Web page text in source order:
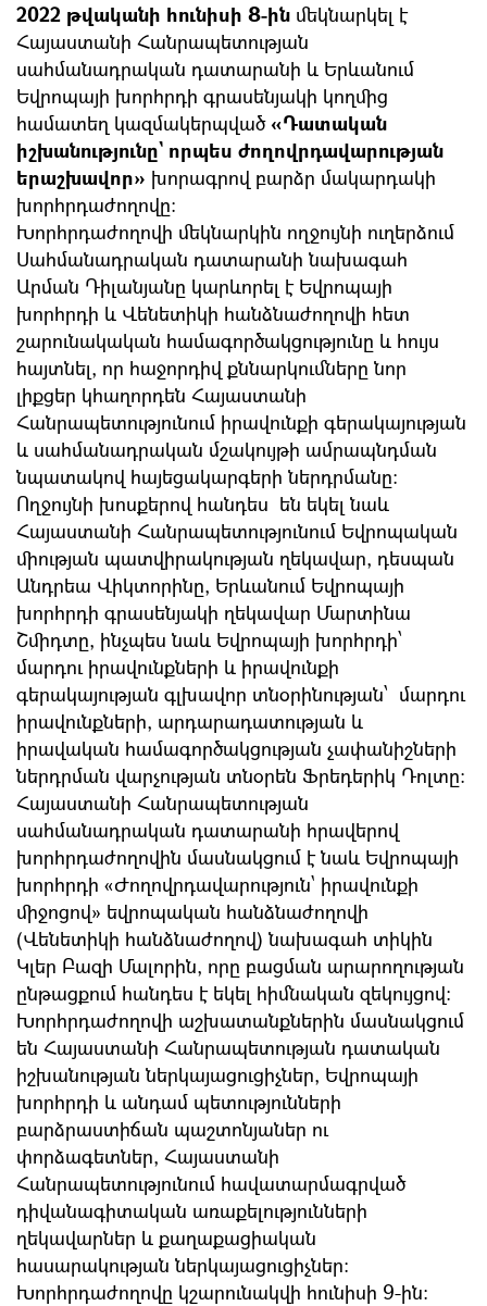
2022 թվականի հունիսի 8-ին մեկնարկել է
Հայաստանի Հանրապետության
սահմանադրական դատարանի և Երևանում
Եվրոպայի խորհրդի գրասենյակի կողմից
համատեղ կազմակերպված«Դատական
իշխանությունը` որպես ժողովրդավարության
երաշխավոր» խորագրով բարձր մակարդակի
խորհրդաժողովը:
Խորհրդաժողովի մեկնարկին ողջույնի ուղերձում
Սահմանադրական դատարանի նախագահ
Արման Դիլանյանը կարևորել է Եվրոպայի
խորհրդի և Վենետիկի հանձնաժողովի հետ
շարունակական համագործակցությունը և հույս
հայտնել, որ հաջորդիվ քննարկումները նոր
լիքցեր կհաղորդեն Հայաստանի
Հանրապետությունում իրավունքի գերակայության
և սահմանադրական մշակույթի ամրապնդման
նպատակով հայեցակարգերի ներդրմանը։
Ողջույնի խոսքերով հանդես են եկել նաև
Հայաստանի Հանրապետությունում Եվրոպական
միության պատվիրակության ղեկավար, դեսպան
Անդրեա Վիկտորինը, Երևանում Եվրոպայի
խորհրդի գրասենյակի ղեկավար Մարտինա
Շմիդտը, ինչպես նաև Եվրոպայի խորհրդի՝
մարդու իրավունքների և իրավունքի
գերակայության գլխավոր տնօրինության՝ մարդու
իրավունքների, արդարադատության և
իրավական համագործակցության չափանիշների
ներդրման վարչության տնօրեն Ֆրեդերիկ Դոլտը։
Հայաստանի Հանրապետության
սահմանադրական դատարանի հրավերով
խորհրդաժողովին մասնակցում է նաև Եվրոպայի
խորհրդի «Ժողովրդավարություն` իրավունքի
միջոցով» եվրոպական հանձնաժողովի
(Վենետիկի հանձնաժողով) նախագահ տիկին
Կլեր Բազի Մալորին, որը բացման արարողության
ընթացքում հանդես է եկել հիմնական զեկույցով:
Խորհրդաժողովի աշխատանքներին մասնակցում
են Հայաստանի Հանրապետության դատական
իշխանության ներկայացուցիչներ, Եվրոպայի
խորհրդի և անդամ պետությունների
բարձրաստիճան պաշտոնյաներ ու
փորձագետներ, Հայաստանի
Հանրապետությունում հավատարմագրված
դիվանագիտական առաքելությունների
ղեկավարներ և քաղաքացիական
հասարակության ներկայացուցիչներ:
Խորհրդաժողովը կշարունակվի հունիսի 9-ին։